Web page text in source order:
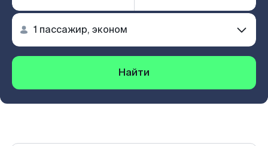
Найти